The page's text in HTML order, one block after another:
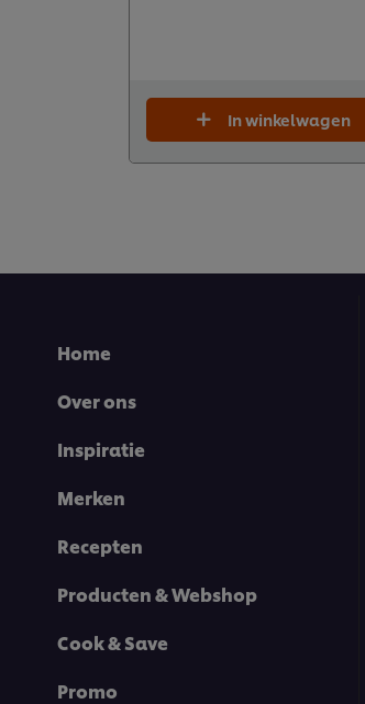
In winkelwagen
Home
Over ons
Inspiratie
Merken
Recepten
Producten & Webshop
Cook & Save
Promo